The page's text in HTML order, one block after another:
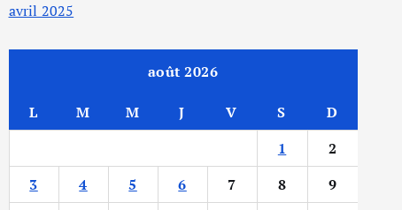
avril 2025
août 2026
L M M J V S
D
1
2
3
4 5 6 7 8
9